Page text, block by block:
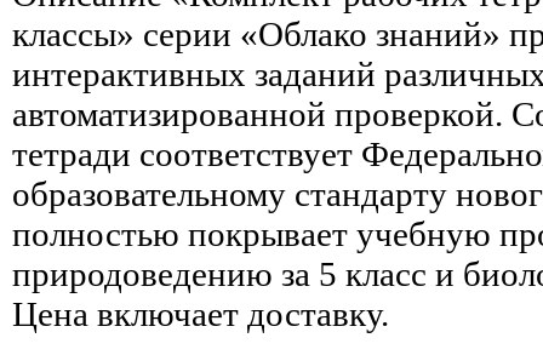
классы» серии «Облако знаний»
интерактивных заданий
автоматизированной проверкой.
тетради соответствует
образовательному стандарту
полностью покрывает учебную
природоведению за 5 класс и
Цена включает доставку.